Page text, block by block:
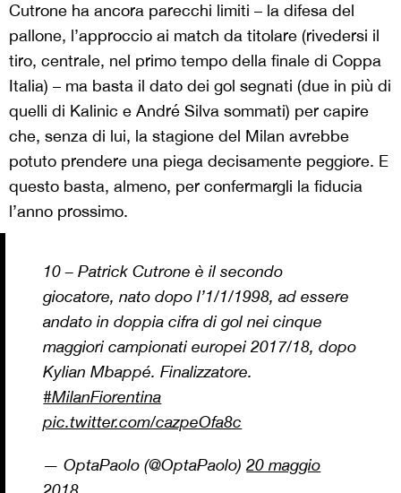
Cutrone ha ancora parecchi limiti – la difesa del
pallone, l’approccio ai match da titolare (rivedersi il
tiro, centrale, nel primo tempo della finale di Coppa
Italia) – ma basta il dato dei gol segnati (due in più di
quelli di Kalinic e André Silva sommati) per capire
che, senza di lui, la stagione del Milan avrebbe
potuto prendere una piega decisamente peggiore. E
questo basta, almeno, per confermargli la fiducia
l’anno prossimo.
10 – Patrick Cutrone è il secondo
giocatore, nato dopo l’1/1/1998, ad essere
andato in doppia cifra di gol nei cinque
maggiori campionati europei 2017/18, dopo
Kylian Mbappé. Finalizzatore.
#MilanFiorentina
pic.twitter.com/cazpeOfa8c
— OptaPaolo (@OptaPaolo)20 maggio